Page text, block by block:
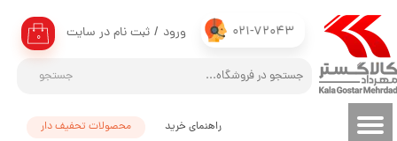
021-72043
جستجو
۰ ورود / ثبت نام در سایت
حساب کاربری من
تغییر گذر واژه
سفارشات
محصولات تحفیف دار راهنمای خرید